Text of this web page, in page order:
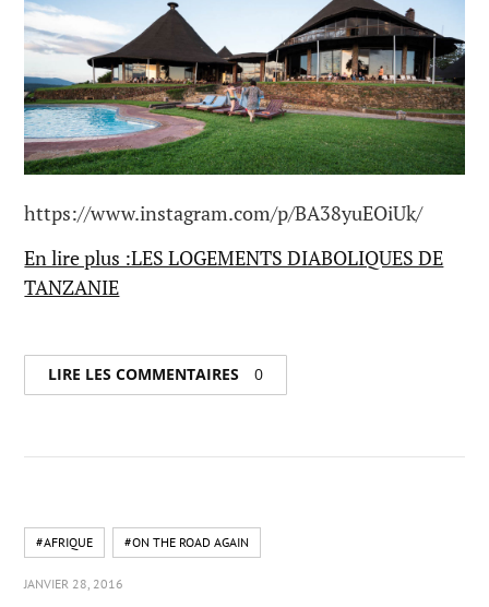
https://www.instagram.com/p/BA38yuEOiUk/
En lire plus :LES LOGEMENTS DIABOLIQUES DE
TANZANIE
LIRE LES COMMENTAIRES 0
#AFRIQUE #ON THE ROAD AGAIN
JANVIER 28, 2016